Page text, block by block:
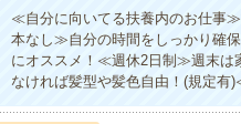
≪自分に向いてる扶養内のお仕事
本なし≫自分の時間をしっかり確
にオススメ！≪週休2日制≫週末は
なければ髪型や髪色自由！(規定